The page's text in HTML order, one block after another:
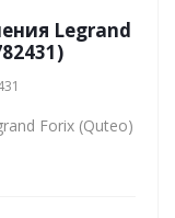
Legrand
Forix (Quteo)